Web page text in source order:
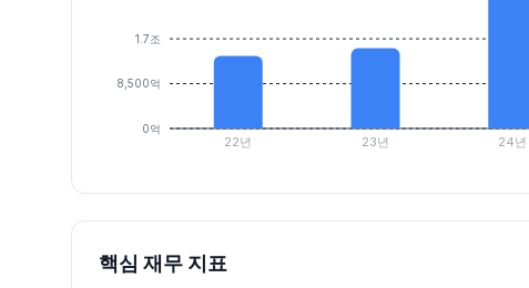
22년 23년 24년
0억
8,500억
1.7조
핵심 재무 지표